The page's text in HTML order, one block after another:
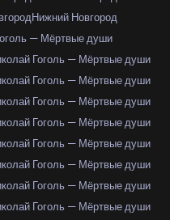
Нижний Новгород
— Мёртвые души
Гоголь — Мёртвые души
Гоголь — Мёртвые души
Гоголь — Мёртвые души
Гоголь — Мёртвые души
Гоголь — Мёртвые души
Гоголь — Мёртвые души
Гоголь — Мёртвые души
Гоголь — Мёртвые души